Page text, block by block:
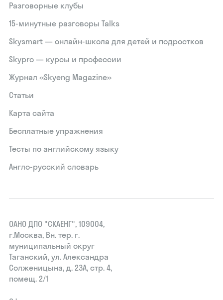
Разговорные клубы
15‑минутные разговоры Talks
Skysmart — онлайн-школа для детей и подростков
Skypro — курсы и профессии
Журнал «Skyeng Magazine»
Статьи
Карта сайта
Бесплатные упражнения
Тесты по английскому языку
Англо-русский словарь
ОАНО ДПО "СКАЕНГ", 109004,
г.Москва, Вн. тер. г.
муниципальный округ
Таганский, ул. Александра
Солженицына, д. 23А, стр. 4,
помещ. 2/1